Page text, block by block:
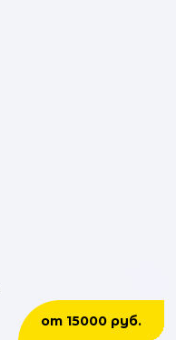
от 15000 руб.